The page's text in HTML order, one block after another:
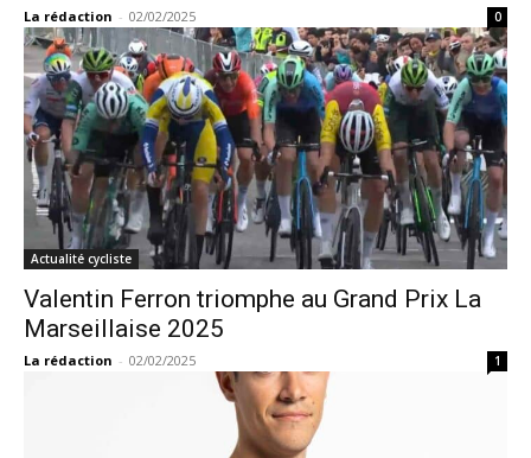
La rédaction - 02/02/2025 0
Actualité cycliste
Valentin Ferron triomphe au Grand Prix La
Marseillaise 2025
La rédaction - 02/02/2025 1